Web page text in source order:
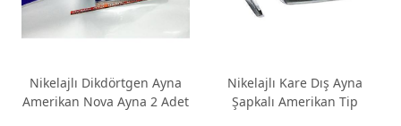
Nikelajlı Dikdörtgen Ayna
Amerikan Nova Ayna 2 Adet
Nikelajlı Kare Dış Ayna
Şapkalı Amerikan Tip